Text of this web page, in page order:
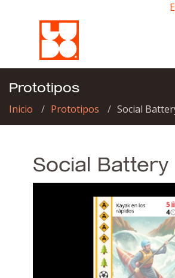
Prototipos
Inicio Prototipos Social
Social Battery